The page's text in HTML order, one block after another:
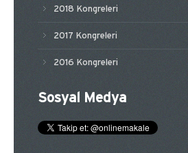
2018 Kongreleri
2017 Kongreleri
2016 Kongreleri
Sosyal Medya